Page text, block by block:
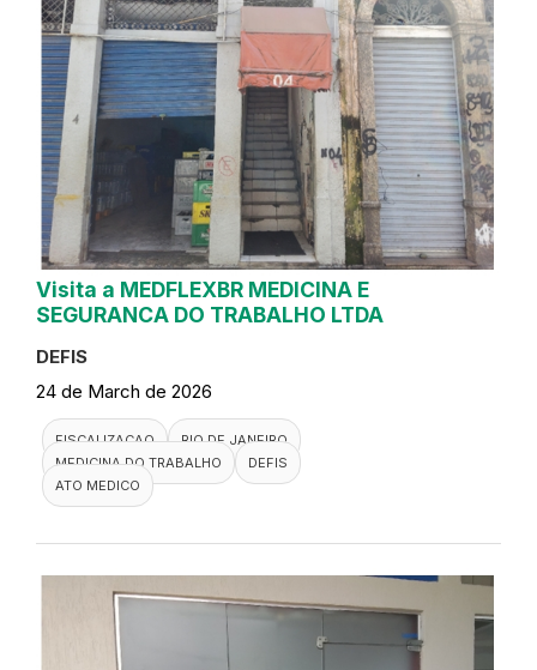
Visita a MEDFLEXBR MEDICINA E
SEGURANCA DO TRABALHO LTDA
DEFIS
24 de March de 2026
FISCALIZACAO
RIO DE JANEIRO
MEDICINA DO TRABALHO
DEFIS
ATO MEDICO